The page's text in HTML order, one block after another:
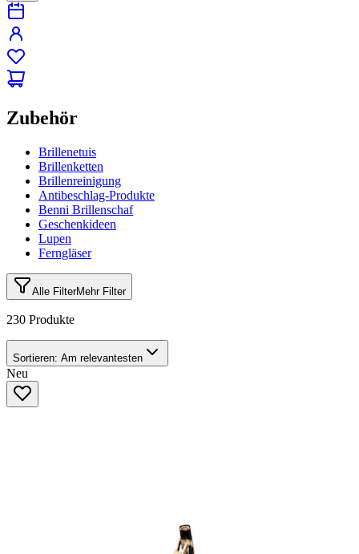
Zubehör
Brillenetuis
Brillenketten
Brillenreinigung
Antibeschlag-Produkte
Benni Brillenschaf
Geschenkideen
Lupen
Ferngläser
Alle FilterMehr Filter
230 Produkte
Sortieren: Am relevantesten
Neu